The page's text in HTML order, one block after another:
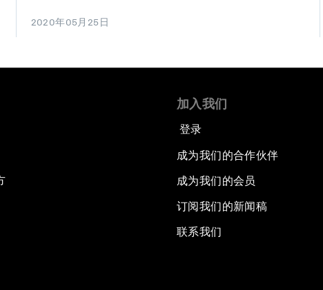
2020年05月25日
加入我们
登录
成为我们的合作伙伴
成为我们的会员
订阅我们的新闻稿
联系我们